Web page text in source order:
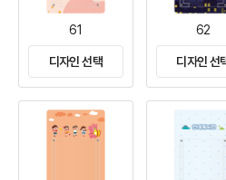
61
디자인 선택
62
디자인 선